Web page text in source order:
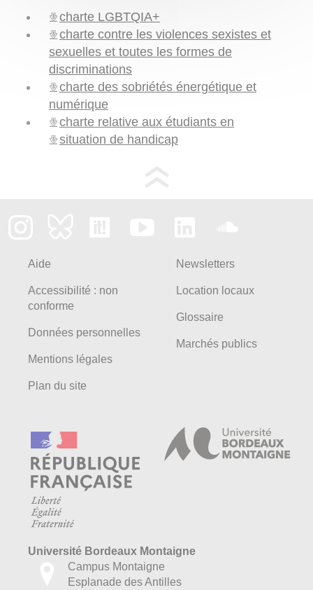
charte LGBTQIA+
charte contre les violences sexistes et
sexuelles et toutes les formes de
discriminations
charte des sobriétés énergétique et
numérique
charte relative aux étudiants en
situation de handicap
Aide
Accessibilité : non
conforme
Données personnelles
Mentions légales
Plan du site
Newsletters
Location locaux
Glossaire
Marchés publics
Université Bordeaux Montaigne
Campus Montaigne
Esplanade des Antilles